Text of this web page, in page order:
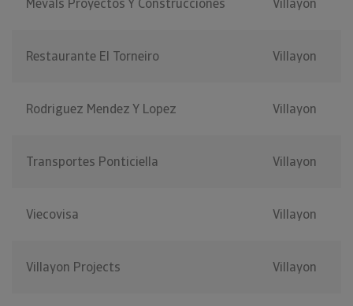
Mevals Proyectos Y Construcciones Villayon
Restaurante El Torneiro Villayon
Rodriguez Mendez Y Lopez Villayon
Transportes Ponticiella Villayon
Viecovisa Villayon
Villayon Projects Villayon